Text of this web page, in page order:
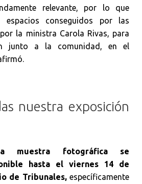
relevante, por lo que
espacios conseguidos por las
la ministra Carola Rivas, para
junto a la comunidad, en el
nuestra exposición
muestra fotográfica se
hasta el viernes 14 de
de Tribunales,específicamente